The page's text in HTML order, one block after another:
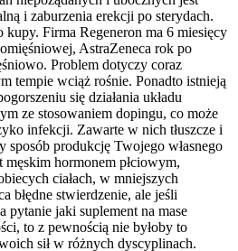
i zaburzenia erekcji po sterydach.
kupy. Firma Regeneron ma 6 miesięcy
AstraZeneca rok po
Problem dotyczy coraz
tempie wciąż rośnie. Ponadto istnieją
się działania układu
ze stosowaniem dopingu, co może
infekcji. Zawarte w nich tłuszcze i
sposób produkcję Twojego własnego
męskim hormonem płciowym,
ciałach, w mniejszych
błędne stwierdzenie, ale jeśli
pytanie jaki suplement na mase
to z pewnością nie byłoby to
sił w różnych dyscyplinach.